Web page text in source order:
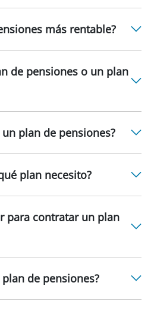
más rentable?
de pensiones o un plan
plan de pensiones?
plan necesito?
para contratar un plan
de pensiones?